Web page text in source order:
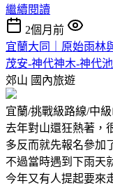
繼續閱讀
2個月前
宜蘭大同｜原始雨林
茂安-神代神木-神代
郊山 國內旅遊
宜蘭/挑戰級路線/中
去年對山還狂熱著，
多反而就先報名參加
不過當時遇到下雨天
今年又有人提起要來